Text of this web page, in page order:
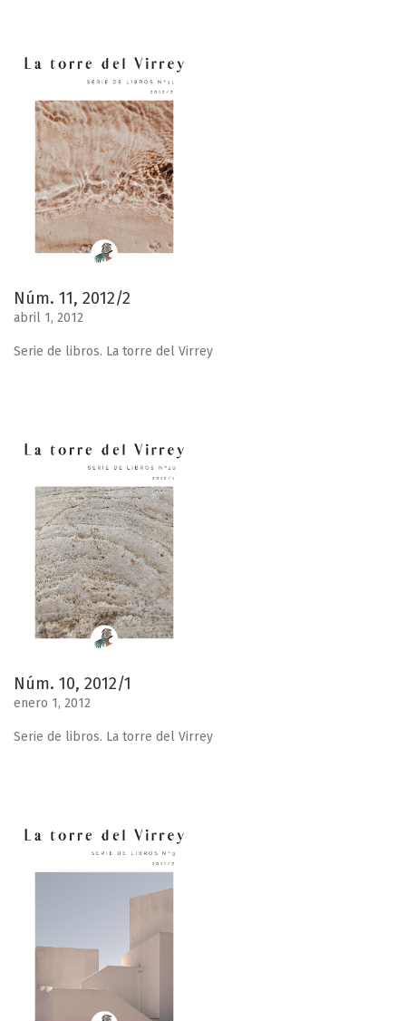
Núm. 11, 2012/2
abril 1, 2012
Serie de libros. La torre del Virrey
Núm. 10, 2012/1
enero 1, 2012
Serie de libros. La torre del Virrey